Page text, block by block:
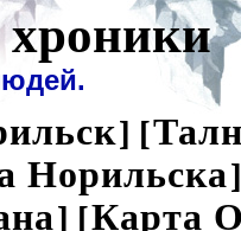
] [
Норильска
] [Карта